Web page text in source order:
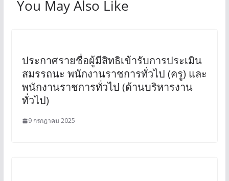
You May Also Like
ประกาศรายชื่อผู้มีสิทธิเข้ารับการประเมิน
สมรรถนะ พนักงานราชการทั่วไป (ครู) และ
พนักงานราชการทั่วไป (ด้านบริหารงาน
ทั่วไป)
9 กรกฎาคม 2025